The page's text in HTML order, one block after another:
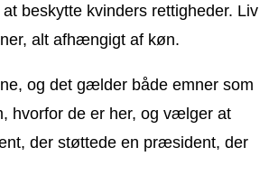
beskytte kvinders rettigheder. Liv
alt afhængigt af køn.
og det gælder både emner som
hvorfor de er her, og vælger at
der støttede en præsident, der